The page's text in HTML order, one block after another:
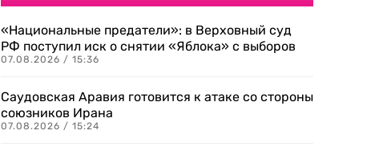
«Национальные предатели»: в Верховный суд
РФ поступил иск о снятии «Яблока» с выборов
07.08.2026 / 15:36
Саудовская Аравия готовится к атаке со стороны
союзников Ирана
07.08.2026 / 15:24